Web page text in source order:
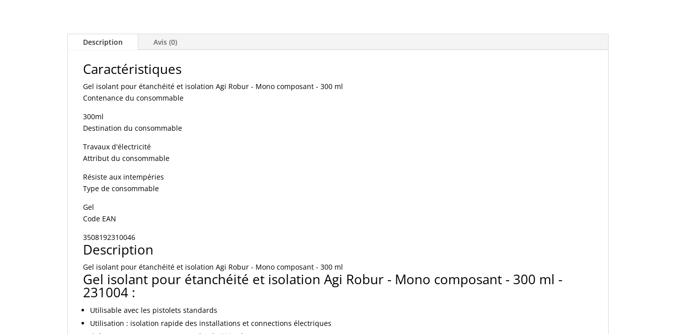
Mono
300
Description Avis (0)
Caractéristiques
Gel isolant pour étanchéité et isolation Agi Robur - Mono composant - 300 ml
Contenance du consommable
300ml
Destination du consommable
Travaux d'électricité
Attribut du consommable
Résiste aux intempéries
Type de consommable
Gel
Code EAN
3508192310046
Description
Gel isolant pour étanchéité et isolation Agi Robur - Mono composant - 300 ml
Gel isolant pour étanchéité et isolation Agi Robur - Mono composant - 300 ml -
231004 :
Utilisable avec les pistolets standards
Utilisation : isolation rapide des installations et connections électriques